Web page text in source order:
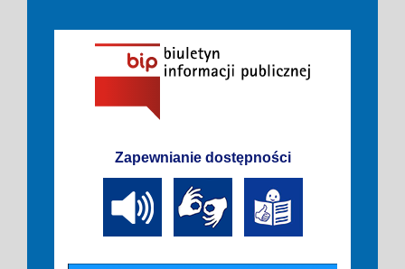
Zapewnianie dostępności